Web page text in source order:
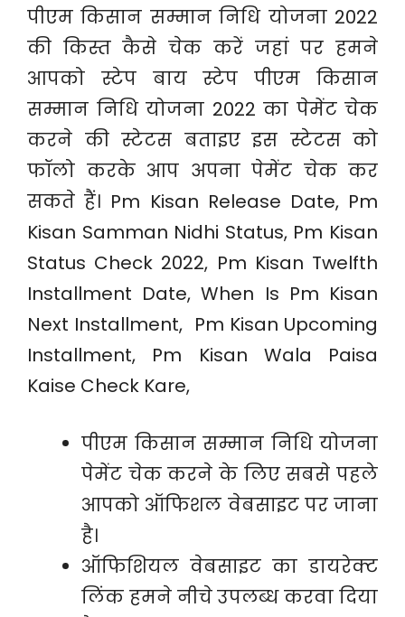
पीएम किसान सम्मान निधि योजना 2022
की किस्त कैसे चेक करें जहां पर हमने
आपको स्टेप बाय स्टेप पीएम किसान
सम्मान निधि योजना 2022 का पेमेंट चेक
करने की स्टेटस बताइए इस स्टेटस को
फॉलो करके आप अपना पेमेंट चेक कर
सकते हैं। Pm Kisan Release Date, Pm
Kisan Samman Nidhi Status, Pm Kisan
Status Check 2022, Pm Kisan Twelfth
Installment Date, When Is Pm Kisan
Next Installment, Pm Kisan Upcoming
Installment, Pm Kisan Wala Paisa
Kaise Check Kare,
पीएम किसान सम्मान निधि योजना
पेमेंट चेक करने के लिए सबसे पहले
आपको ऑफिशल वेबसाइट पर जाना
है।
ऑफिशियल वेबसाइट का डायरेक्ट
लिंक हमने नीचे उपलब्ध करवा दिया